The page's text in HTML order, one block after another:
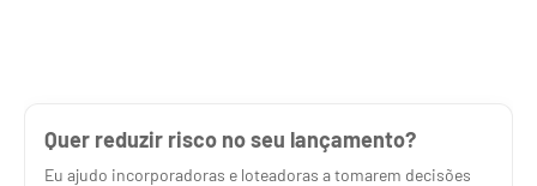
Quer reduzir risco no seu lançamento?
Eu ajudo incorporadoras e loteadoras a tomarem decisões